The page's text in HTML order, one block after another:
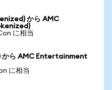
から AMC
に相当
ら AMC Entertainment
に相当